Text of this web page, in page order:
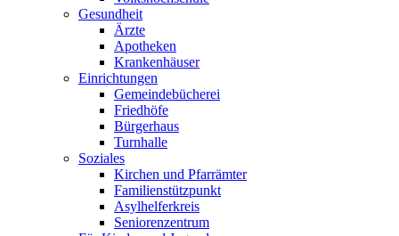
Gesundheit
Ärzte
Apotheken
Krankenhäuser
Einrichtungen
Gemeindebücherei
Friedhöfe
Bürgerhaus
Turnhalle
Soziales
Kirchen und Pfarrämter
Familienstützpunkt
Asylhelferkreis
Seniorenzentrum